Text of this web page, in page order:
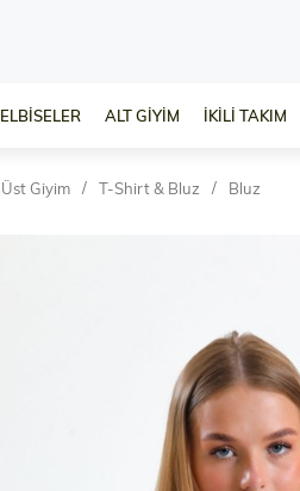
ELBİSELER ALT GİYİM İKİLİ TAKIM
Üst Giyim T-Shirt & Bluz Bluz